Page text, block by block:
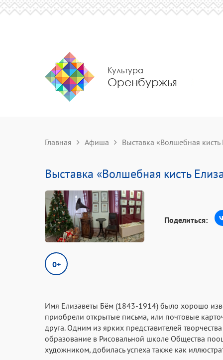
Культура
Оренбуржья
Главная Афиша Выставка «Волшебная
Выставка «Волшебная кисть
0+
Поделиться:
Имя Елизаветы Бём (1843-1914) было хорошо
приобрели открытые письма, или почтовые
друга. Одним из ярких представителей
образование в Рисовальной школе Общества
художником, добилась успеха также как